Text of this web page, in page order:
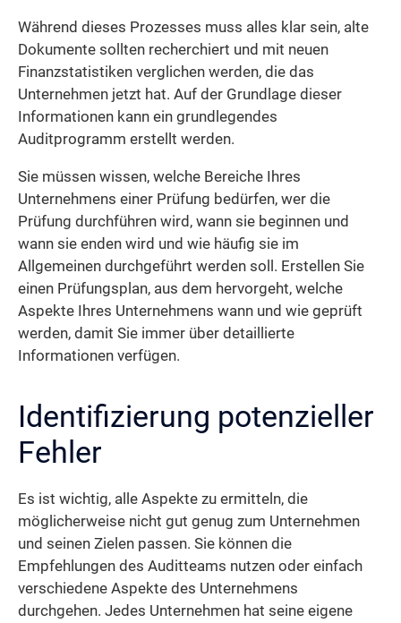
Während dieses Prozesses muss alles klar sein, alte
Dokumente sollten recherchiert und mit neuen
Finanzstatistiken verglichen werden, die das
Unternehmen jetzt hat. Auf der Grundlage dieser
Informationen kann ein grundlegendes
Auditprogramm erstellt werden.
Sie müssen wissen, welche Bereiche Ihres
Unternehmens einer Prüfung bedürfen, wer die
Prüfung durchführen wird, wann sie beginnen und
wann sie enden wird und wie häufig sie im
Allgemeinen durchgeführt werden soll. Erstellen Sie
einen Prüfungsplan, aus dem hervorgeht, welche
Aspekte Ihres Unternehmens wann und wie geprüft
werden, damit Sie immer über detaillierte
Informationen verfügen.
Identifizierung potenzieller
Fehler
Es ist wichtig, alle Aspekte zu ermitteln, die
möglicherweise nicht gut genug zum Unternehmen
und seinen Zielen passen. Sie können die
Empfehlungen des Auditteams nutzen oder einfach
verschiedene Aspekte des Unternehmens
durchgehen. Jedes Unternehmen hat seine eigene